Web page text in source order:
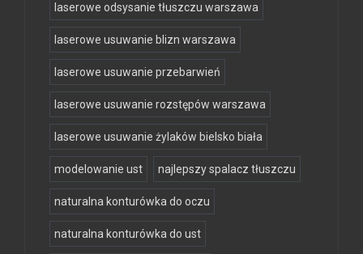
laserowe odsysanie tłuszczu warszawa
laserowe usuwanie blizn warszawa
laserowe usuwanie przebarwień
laserowe usuwanie rozstępów warszawa
laserowe usuwanie żylaków bielsko biała
modelowanie ust najlepszy spalacz tłuszczu
naturalna konturówka do oczu
naturalna konturówka do ust